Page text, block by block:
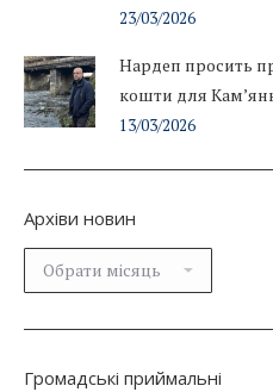
23/03/2026
Нардеп просить
кошти для
13/03/2026
Архіви новин
Архіви
новин
Громадські приймальні